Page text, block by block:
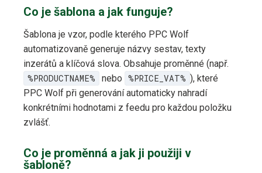
Co je šablona a jak funguje?
Šablona je vzor, podle kterého PPC Wolf
automatizovaně generuje názvy sestav, texty
inzerátů a klíčová slova. Obsahuje proměnné (např.
%PRODUCTNAME%
nebo %PRICE_VAT% ), které
PPC Wolf při generování automaticky nahradí
konkrétními hodnotami z feedu pro každou položku
zvlášť.
Co je proměnná a jak ji použiji v
šabloně?